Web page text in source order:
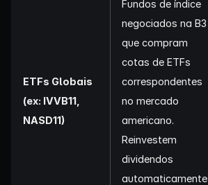
ETFs Globais
(ex: IVVB11,
NASD11)
Fundos de índice
negociados na B3
que compram
cotas de ETFs
correspondentes
no mercado
americano.
Reinvestem
dividendos
automaticamente